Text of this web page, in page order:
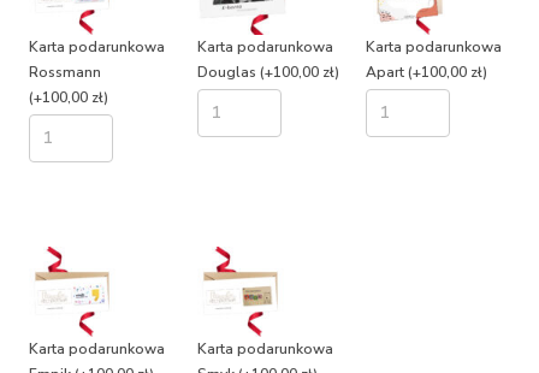
Karta podarunkowa
Rossmann
(+100,00 zł)
Karta podarunkowa
Douglas (+100,00 zł)
Karta podarunkowa
Apart(+100,00 zł)
Karta podarunkowa
Karta podarunkowa